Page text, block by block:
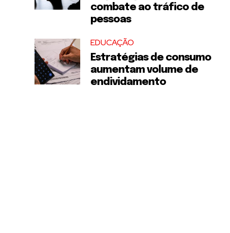
combate ao tráfico de
pessoas
EDUCAÇÃO
Estratégias de consumo
aumentam volume de
endividamento